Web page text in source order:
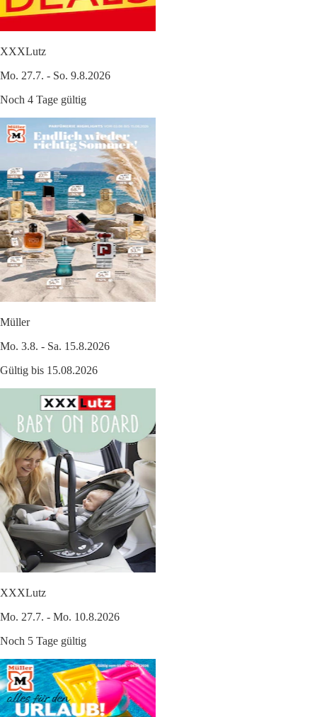
XXXLutz
Mo. 27.7. - So. 9.8.2026
Noch 4 Tage gültig
Müller
Mo. 3.8. - Sa. 15.8.2026
Gültig bis 15.08.2026
XXXLutz
Mo. 27.7. - Mo. 10.8.2026
Noch 5 Tage gültig